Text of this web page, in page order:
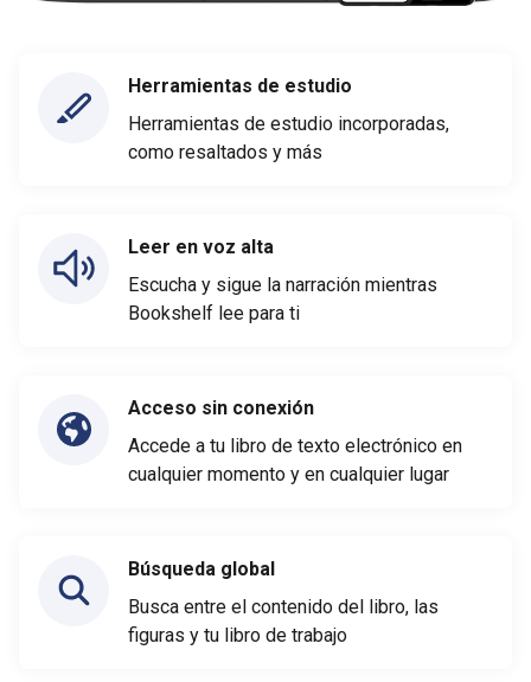
Herramientas de estudio
Herramientas de estudio incorporadas,
como resaltados y más
Leer en voz alta
Escucha y sigue la narración mientras
Bookshelf lee para ti
Acceso sin conexión
Accede a tu libro de texto electrónico en
cualquier momento y en cualquier lugar
Búsqueda global
Busca entre el contenido del libro, las
figuras y tu libro de trabajo